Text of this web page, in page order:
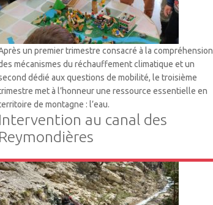
un premier trimestre consacré à la compréhension
mécanismes du réchauffement climatique et un
dédié aux questions de mobilité, le troisième
met à l’honneur une ressource essentielle en
de montagne : l’eau.
Intervention au canal des
Reymondières